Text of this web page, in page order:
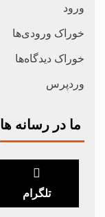
ورود
خوراک ورودی‌ها
خوراک دیدگاه‌ها
وردپرس
ما در رسانه ها
تلگرام